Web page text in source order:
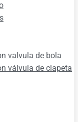
valvula de bola
válvula de clapeta